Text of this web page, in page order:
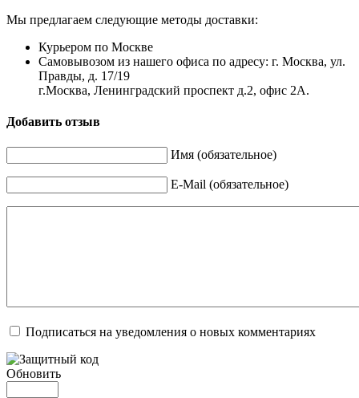
Мы предлагаем следующие методы доставки:
Курьером по Москве
Самовывозом из нашего офиса по адресу: г. Москва, ул.
Правды, д. 17/19
г.Москва, Ленинградский проспект д.2, офис 2А.
Добавить отзыв
Имя (обязательное)
E-Mail (обязательное)
Подписаться на уведомления о новых комментариях
Обновить